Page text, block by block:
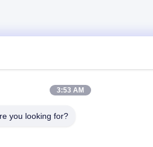
3:53 AM
you looking for?